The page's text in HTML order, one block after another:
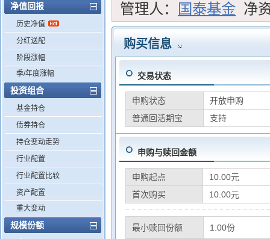
净值回报
历史净值
分红送配
阶段涨幅
季/年度涨幅
投资组合
基金持仓
债券持仓
持仓变动走势
行业配置
行业配置比较
资产配置
重大变动
规模份额
管理人：
国泰基金 净
购买信息
交易状态
申购状态
开放申购
普通回活期宝
支持
申购与赎回金额
申购起点
10.00元
首次购买
10.00元
最小赎回份额 1.00份